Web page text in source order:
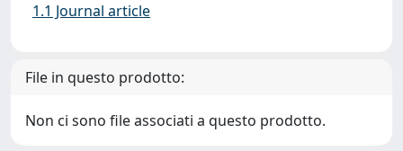
1.1 Journal article
File in questo prodotto:
Non ci sono file associati a questo prodotto.